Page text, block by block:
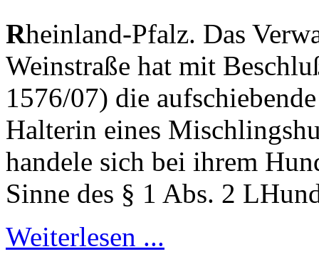
Rheinland-Pfalz. Das
Weinstraße hat mit
1576/07) die
Halterin eines
handele sich bei ihrem
Sinne des § 1 Abs. 2
Weiterlesen ...